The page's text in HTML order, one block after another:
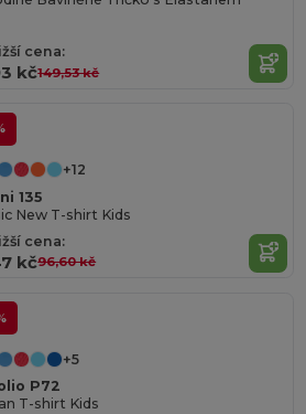
cena:
kč149,53 kč
+12
135
New T-shirt Kids
cena:
kč96,60 kč
+5
P72
T-shirt Kids